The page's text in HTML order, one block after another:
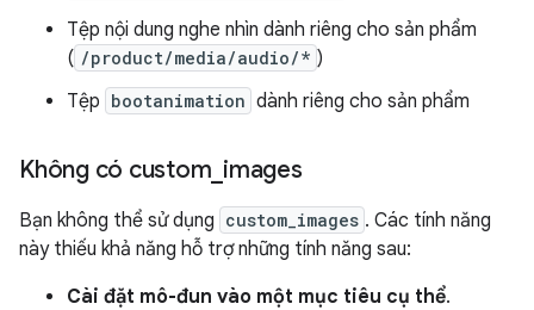
Tệp nội dung nghe nhìn dành riêng cho sản phẩm
( /product/media/audio/* )
Tệp bootanimation dành riêng cho sản phẩm
Không có custom images
Bạn không thể sử dụng custom_images . Các tính năng
này thiếu khả năng hỗ trợ những tính năng sau:
Cài đặt mô-đun vào một mục tiêu cụ thể.